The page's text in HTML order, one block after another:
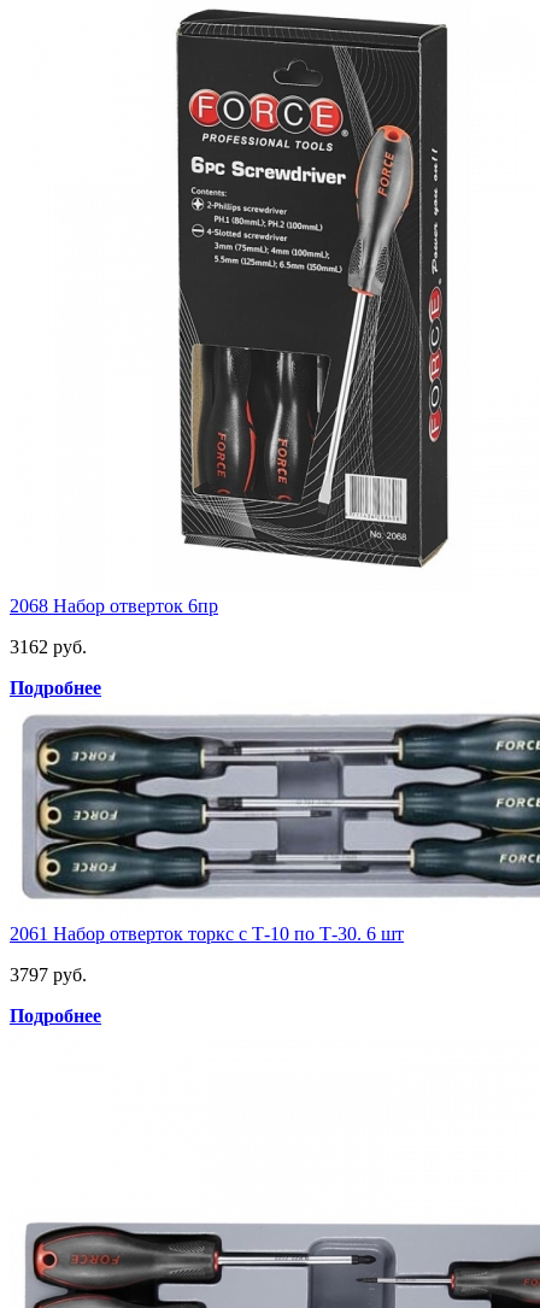
2068 Набор отверток 6пр
3162 руб.
Подробнее
2061 Набор отверток торкс с Т-10 по Т-30. 6 шт
3797 руб.
Подробнее